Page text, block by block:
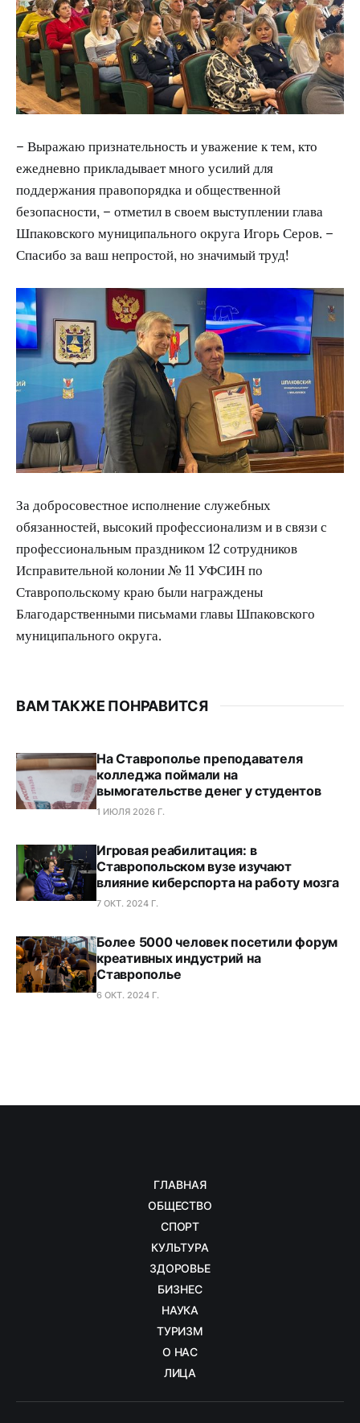
– Выражаю признательность и уважение к тем, кто
ежедневно прикладывает много усилий для
поддержания правопорядка и общественной
безопасности, – отметил в своем выступлении глава
Шпаковского муниципального округа Игорь Серов. –
Спасибо за ваш непростой, но значимый труд!
За добросовестное исполнение служебных
обязанностей, высокий профессионализм и в связи с
профессиональным праздником 12 сотрудников
Исправительной колонии № 11 УФСИН по
Ставропольскому краю были награждены
Благодарственными письмами главы Шпаковского
муниципального округа.
ВАМ ТАКЖЕ ПОНРАВИТСЯ
На Ставрополье преподавателя
колледжа поймали на
вымогательстве денег у студентов
1 ИЮЛЯ 2026 Г.
Игровая реабилитация: в
Ставропольском вузе изучают
влияние киберспорта на работу мозга
7 ОКТ. 2024 Г.
Более 5000 человек посетили форум
креативных индустрий на
Ставрополье
6 ОКТ. 2024 Г.
ГЛАВНАЯ
ОБЩЕСТВО
СПОРТ
КУЛЬТУРА
ЗДОРОВЬЕ
БИЗНЕС
НАУКА
ТУРИЗМ
О НАС
ЛИЦА